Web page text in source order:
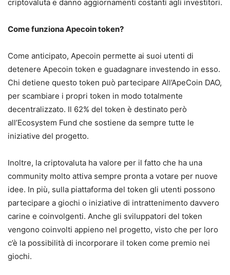
criptovaluta e danno aggiornamenti costanti agli investitori.
Come funziona Apecoin token?
Come anticipato, Apecoin permette ai suoi utenti di
detenere Apecoin token e guadagnare investendo in esso.
Chi detiene questo token può partecipare All’ApeCoin DAO,
per scambiare i propri token in modo totalmente
decentralizzato. Il 62% del token è destinato però
all’Ecosystem Fund che sostiene da sempre tutte le
iniziative del progetto.
Inoltre, la criptovaluta ha valore per il fatto che ha una
community molto attiva sempre pronta a votare per nuove
idee. In più, sulla piattaforma del token gli utenti possono
partecipare a giochi o iniziative di intrattenimento davvero
carine e coinvolgenti. Anche gli sviluppatori del token
vengono coinvolti appieno nel progetto, visto che per loro
c’è la possibilità di incorporare il token come premio nei
giochi.